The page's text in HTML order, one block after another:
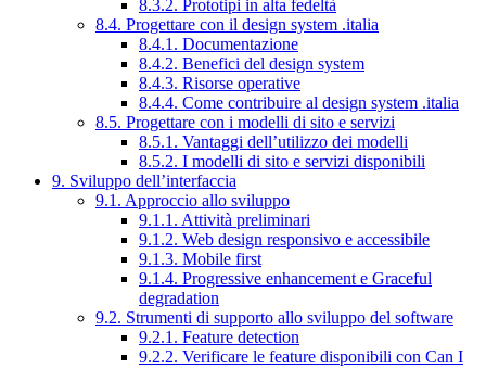
8.3.2. Prototipi in alta fedeltà
8.4. Progettare con il design system .italia
8.4.1. Documentazione
8.4.2. Benefici del design system
8.4.3. Risorse operative
8.4.4. Come contribuire al design system .italia
8.5. Progettare con i modelli di sito e servizi
8.5.1. Vantaggi dell’utilizzo dei modelli
8.5.2. I modelli di sito e servizi disponibili
9. Sviluppo dell’interfaccia
9.1. Approccio allo sviluppo
9.1.1. Attività preliminari
9.1.2. Web design responsivo e accessibile
9.1.3. Mobile first
9.1.4. Progressive enhancement e Graceful
degradation
9.2. Strumenti di supporto allo sviluppo del software
9.2.1. Feature detection
9.2.2. Verificare le feature disponibili con Can I